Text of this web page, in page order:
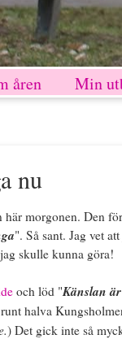
åren Min
nu
här morgonen. Den
". Så sant. Jag vet
skulle kunna göra!
och löd "Känslan
halva
) Det gick inte så